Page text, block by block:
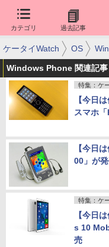
カテゴリ 過去記事
ケータイWatch OS
Windows Phone 関連記事
特集：ケ
【今日
スマホ
【今日
00」が
特集：ケ
【今日
s 10
売